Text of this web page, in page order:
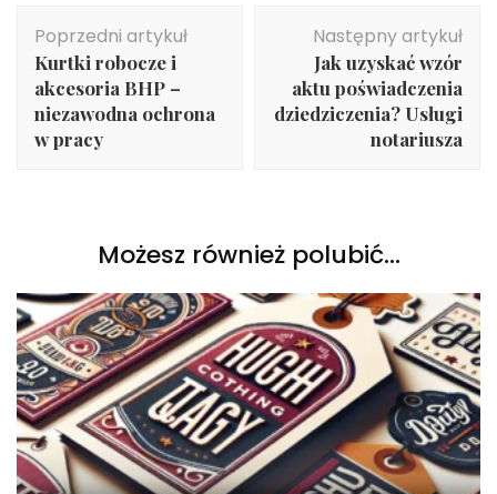
wpisu
Poprzedni artykuł
Kurtki robocze i
akcesoria BHP –
niezawodna ochrona
w pracy
Następny artykuł
Jak uzyskać wzór
aktu poświadczenia
dziedziczenia? Usługi
notariusza
Możesz również polubić…